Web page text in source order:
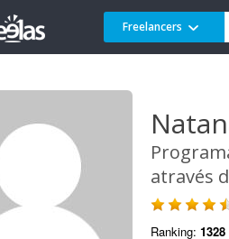
Freelancers
através
Ranking: 1328